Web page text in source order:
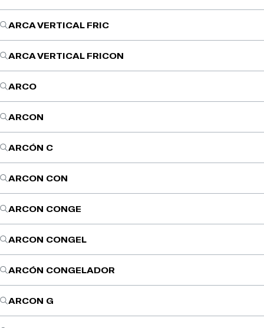
ARCA VERTICAL FRIC
ARCA VERTICAL FRICON
ARCO
ARCON
ARCÓN C
ARCON CON
ARCON CONGE
ARCON CONGEL
ARCÓN CONGELADOR
ARCON G